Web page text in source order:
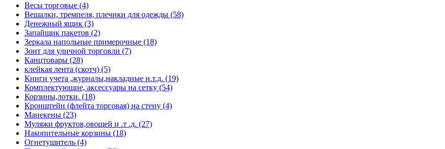
Весы торговые (4)
Вешалки, тремпеля, плечики для одежды (58)
Денежный ящик (3)
Запайщик пакетов (2)
Зеркала напольные примерочные (18)
Зонт для уличной торговли (7)
Канцтовары (28)
клейкая лента (скотч) (5)
Книги учета ,журналы,накладные и.т.д. (19)
Комплектующие, аксессуары на сетку (54)
Корзины,лотки. (18)
Кронштейн (флейта торговая) на стену (4)
Манекены (23)
Муляжи фруктов,овощей и .т .д. (27)
Накопительные корзины (18)
Огнетушитель (4)